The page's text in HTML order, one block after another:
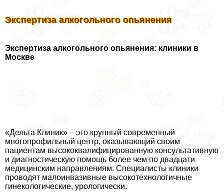
Экспертиза алкогольного опьянения
Экспертиза алкогольного опьянения: клиники в
Москве
«Дельта Клиник» – это крупный современный
многопрофильный центр, оказывающий своим
пациентам высококвалифицированную консультативную
и диагностическую помощь более чем по двадцати
медицинским направлениям. Специалисты клиники
проводят малоинвазивные высокотехнологичные
гинекологические, урологически.